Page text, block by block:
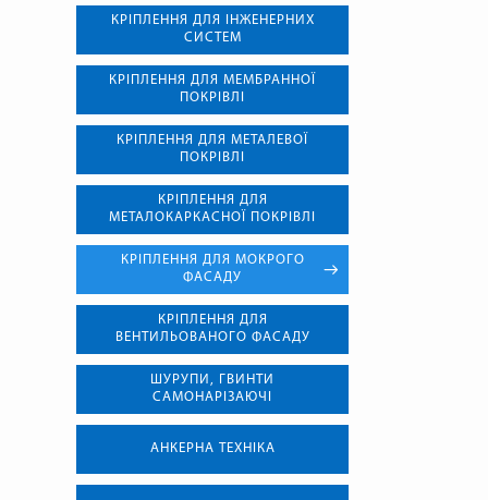
КРІПЛЕННЯ ДЛЯ ІНЖЕНЕРНИХ
СИСТЕМ
КРІПЛЕННЯ ДЛЯ МЕМБРАННОЇ
ПОКРІВЛІ
КРІПЛЕННЯ ДЛЯ МЕТАЛЕВОЇ
ПОКРІВЛІ
КРІПЛЕННЯ ДЛЯ
МЕТАЛОКАРКАСНОЇ ПОКРІВЛІ
КРІПЛЕННЯ ДЛЯ МОКРОГО
ФАСАДУ
КРІПЛЕННЯ ДЛЯ
ВЕНТИЛЬОВАНОГО ФАСАДУ
ШУРУПИ, ГВИНТИ
САМОНАРІЗАЮЧІ
АНКЕРНА ТЕХНIКА